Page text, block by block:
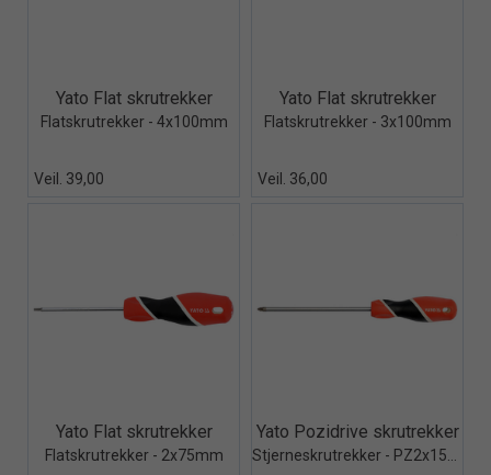
Quick View+
Yato Flat skrutrekker
Flatskrutrekker - 4x100mm
Veil. 39,00
Quick View+
Yato Flat skrutrekker
Flatskrutrekker - 3x100mm
Veil. 36,00
Quick View+
Yato Flat skrutrekker
Flatskrutrekker - 2x75mm
Quick View+
Yato Pozidrive skrutrekker